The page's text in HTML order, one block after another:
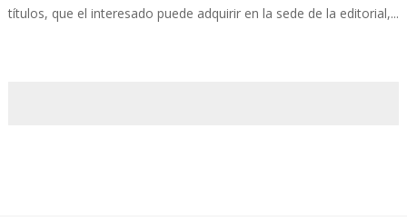
títulos, que el interesado puede adquirir en la sede de la editorial,...